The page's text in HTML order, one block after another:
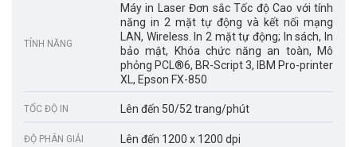
TÍNH NĂNG
Máy in Laser Đơn sắc Tốc độ Cao với tính
năng in 2 mặt tự động và kết nối mạng
LAN, Wireless. In 2 mặt tự động; In sách, In
bảo mật, Khóa chức năng an toàn, Mô
phỏng PCL®6, BR-Script 3, IBM Pro-printer
XL, Epson FX-850
TỐC ĐỘ IN Lên đến 50/52 trang/phút
ĐỘ PHÂN GIẢI Lên đến 1200 x 1200 dpi